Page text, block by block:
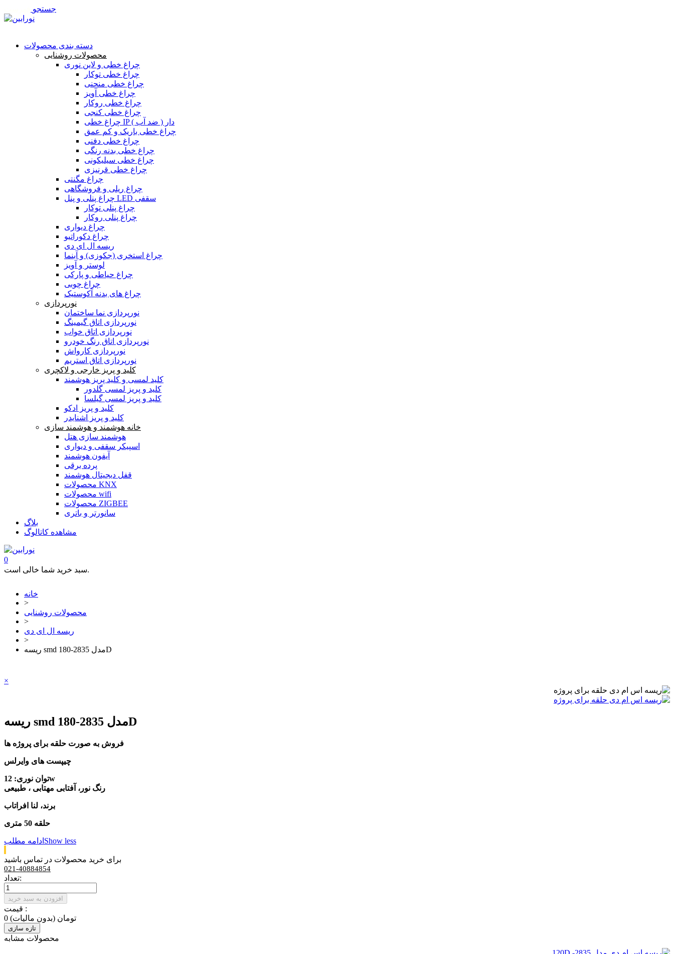
جستجو
دسته بندی محصولات
محصولات روشنایی
چراغ خطی و لاین نوری
چراغ خطی توکار
چراغ خطی منحنی
چراغ خطی آویز
چراغ خطی روکار
چراغ خطی کنجی
چراغ خطی IP دار ( ضد آب )
چراغ خطی باریک و کم عمق
چراغ خطی دفنی
چراغ خطی بدنه رنگی
چراغ خطی سیلیکونی
چراغ خطی قرنیزی
چراغ مگنتی
چراغ ریلی و فروشگاهی
چراغ پنلی و پنل LED سقفی
چراغ پنلی توکار
چراغ پنلی روکار
چراغ دیواری
چراغ دکوراتیو
ریسه ال ای دی
چراغ استخری (جکوزی) و آبنما
لوستر و آویز
چراغ حیاطی و پارکی
چراغ چوبی
چراغ های بدنه آکوستیک
نورپردازی
نورپردازی نما ساختمان
نورپردازی اتاق گیمینگ
نورپردازی اتاق خواب
نورپردازی اتاق رنگ خودرو
نورپردازی کارواش
نورپردازی اتاق استریم
کلید و پریز خارجی و لاکچری
کلید لمسی و کلید پریز هوشمند
کلید و پریز لمسی گلدور
کلید و پریز لمسی گیلسا
کلید و پریز ادکو
کلید و پریز اشنایدر
خانه هوشمند و هوشمند سازی
هوشمند سازی هتل
اسپیکر سقفی و دیواری
آیفون هوشمند
پرده برقی
قفل دیجیتال هوشمند
محصولات KNX
محصولات wifi
محصولات ZIGBEE
سانورتر و باتری
بلاگ
مشاهده کاتالوگ
0
سبد خرید شما خالی است.
خانه
>
محصولات روشنایی
>
ریسه ال ای دی
>
ریسه smd مدل 2835-180D
×
ریسه smd مدل 2835-180D
فروش به صورت حلقه برای پروژه ها
توان نوری: 12w
رنگ نور، آفتابی مهتابی ، طبیعی
برند، لنا افراتاب
حلقه 50 متری
ادامه مطلب Show less
برای خرید محصولات در تماس باشید
021-40884854
تعداد:
افزودن به سبد خرید
قیمت :
0 تومان (بدون مالیات)
محصولات مشابه